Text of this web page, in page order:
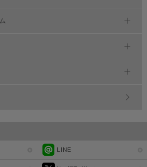
LINE